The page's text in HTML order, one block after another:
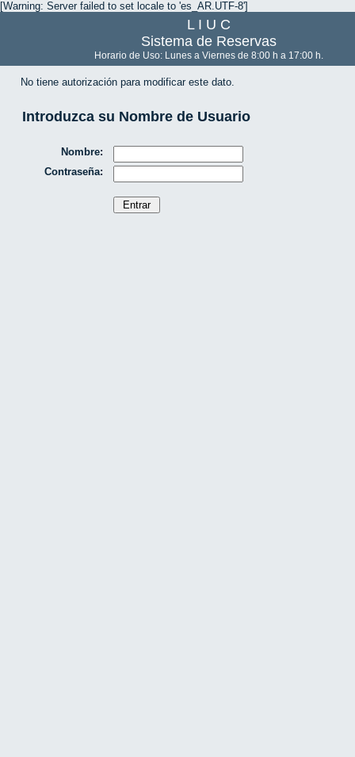
[Warning: Server failed to set locale to 'es_AR.UTF-8']
L I U C
Sistema de Reservas
Horario de Uso: Lunes a Viernes de 8:00 h a 17:00 h.
No tiene autorización para modificar este dato.
Introduzca su Nombre de Usuario
Nombre:
Contraseña: